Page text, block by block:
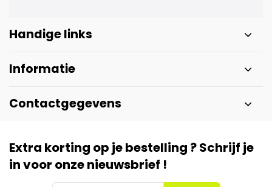
Handige links
Informatie
Contactgegevens
Extra korting op je bestelling ? Schrijf je
in voor onze nieuwsbrief !